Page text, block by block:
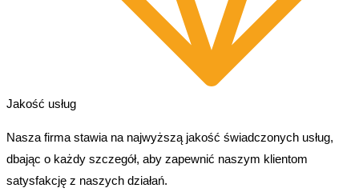
Jakość usług
Nasza firma stawia na najwyższą jakość świadczonych usług,
dbając o każdy szczegół, aby zapewnić naszym klientom
satysfakcję z naszych działań.